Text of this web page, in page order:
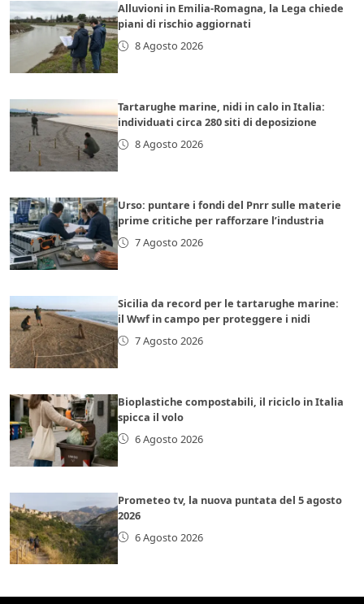
Alluvioni in Emilia-Romagna, la Lega chiede
piani di rischio aggiornati
8 Agosto 2026
Tartarughe marine, nidi in calo in Italia:
individuati circa 280 siti di deposizione
8 Agosto 2026
Urso: puntare i fondi del Pnrr sulle materie
prime critiche per rafforzare l’industria
7 Agosto 2026
Sicilia da record per le tartarughe marine:
il Wwf in campo per proteggere i nidi
7 Agosto 2026
Bioplastiche compostabili, il riciclo in Italia
spicca il volo
6 Agosto 2026
Prometeo tv, la nuova puntata del 5 agosto
2026
6 Agosto 2026